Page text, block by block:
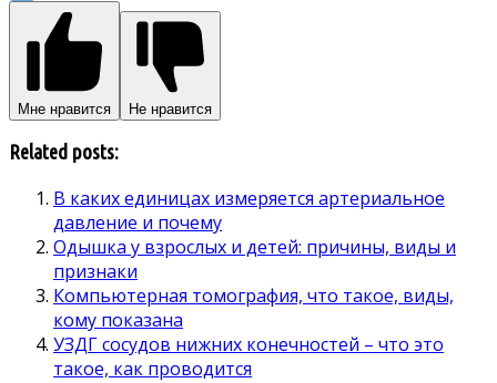
Мне нравится Не нравится
Related posts:
В каких единицах измеряется артериальное
давление и почему
Одышка у взрослых и детей: причины, виды и
признаки
Компьютерная томография, что такое, виды,
кому показана
УЗДГ сосудов нижних конечностей – что это
такое, как проводится